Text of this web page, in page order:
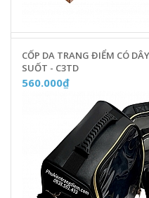
CỐP DA TRANG ĐIỂM CÓ
SUỐT - C3TD
560.000₫